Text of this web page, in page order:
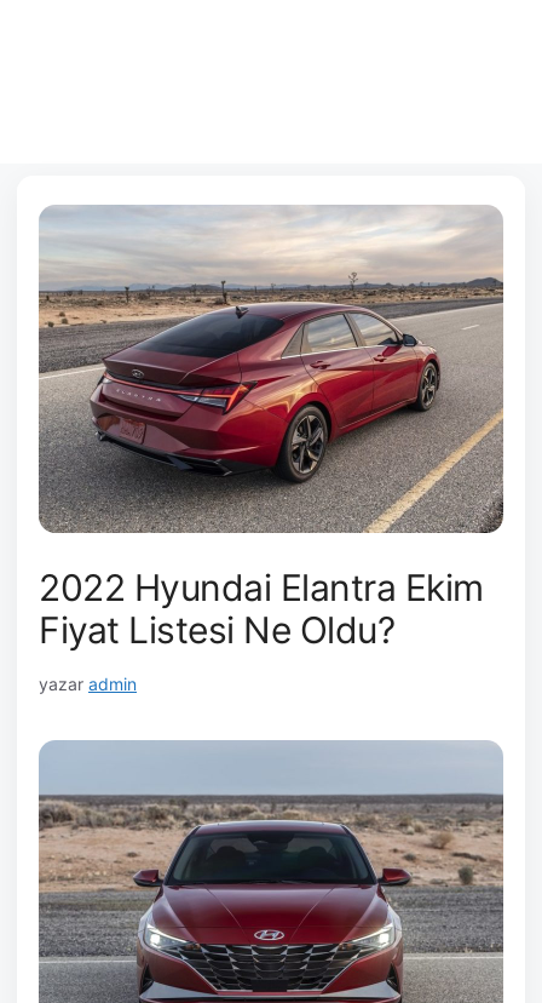
2022 Hyundai Elantra Ekim
Fiyat Listesi Ne Oldu?
yazar admin